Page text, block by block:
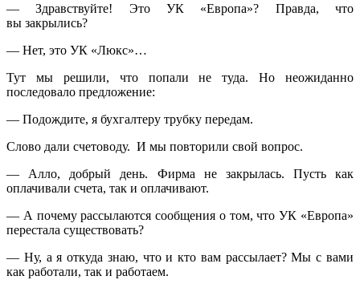
— Здравствуйте! Это УК «Европа»? Правда, что
вы закрылись?
— Нет, это УК «Люкс»…
Тут мы решили, что попали не туда. Но неожиданно
последовало предложение:
— Подождите, я бухгалтеру трубку передам.
Слово дали счетоводу. И мы повторили свой вопрос.
— Алло, добрый день. Фирма не закрылась. Пусть как
оплачивали счета, так и оплачивают.
— А почему рассылаются сообщения о том, что УК «Европа»
перестала существовать?
— Ну, а я откуда знаю, что и кто вам рассылает? Мы с вами
как работали, так и работаем.